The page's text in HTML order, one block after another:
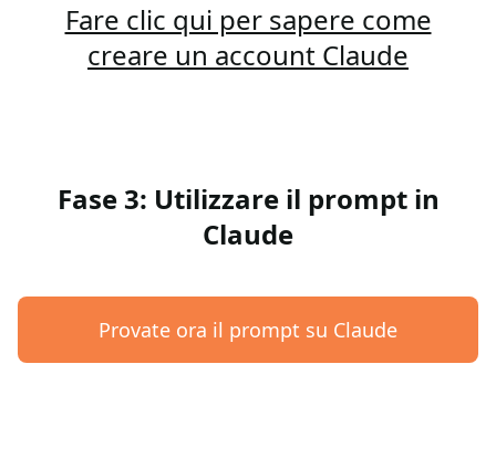
Fare clic qui per sapere come
creare un account Claude
Fase 3: Utilizzare il prompt in
Claude
Provate ora il prompt su Claude